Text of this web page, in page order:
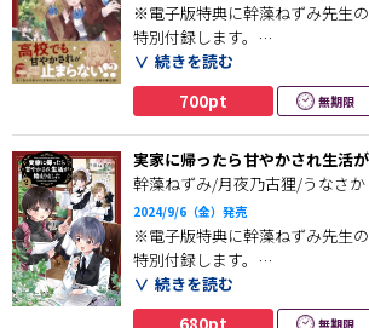
※電子版特典に幹藻ねずみ先生
特別付録します。
いじめ、虐待を受けていた生活か
資産家の祖父やメイドたちに甘
っていた西蓮寺陽斗は
必死に勉強し、憧れの高校生に
新しい環境で不安な陽斗だったが
素直でかわいい陽斗の姿に目が
新たな甘やかされ生活がスタート
続きを読む
700pt
無期限
実家に帰ったら甘やかされ生活
幹藻ねずみ/月夜乃古狸/うなさか
2024/9/6（金）発売
※電子版特典に幹藻ねずみ先生
特別付録します。
同級生からいじめられ、
続きを読む
無期限